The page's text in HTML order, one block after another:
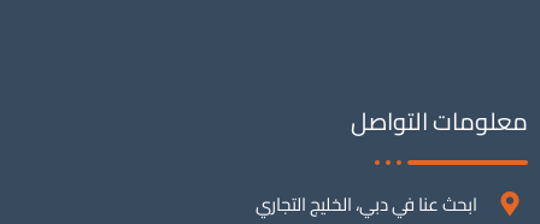
معلومات التواصل
ابحث عنا في دبي، الخليج التجاري